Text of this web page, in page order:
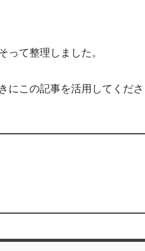
って整理しました。
にこの記事を活用してくださ